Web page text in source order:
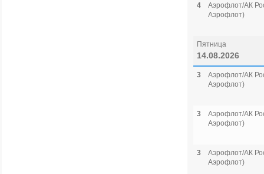
4
Аэрофлот/АК
Аэрофлот)
Пятница
14.08.2026
3
Аэрофлот/АК
Аэрофлот)
3
Аэрофлот/АК
Аэрофлот)
3
Аэрофлот/АК
Аэрофлот)